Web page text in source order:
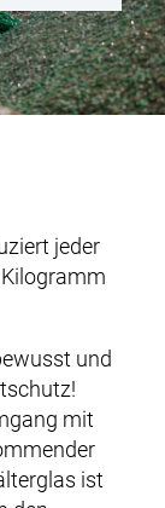
jeder
und
mit
ist